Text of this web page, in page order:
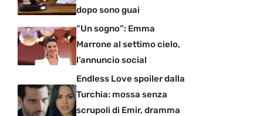
dopo sono guai
“Un sogno”: Emma
Marrone al settimo cielo,
l’annuncio social
Endless Love spoiler dalla
Turchia: mossa senza
scrupoli di Emir, dramma